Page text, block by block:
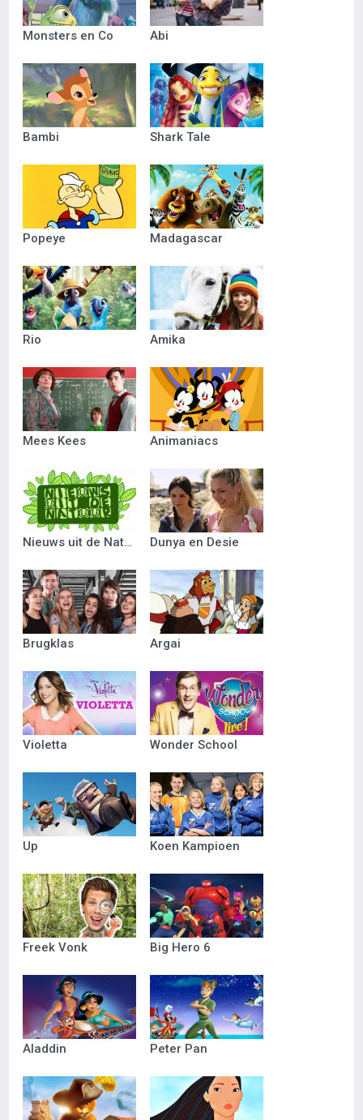
Monsters en Co Abi
Bambi Shark Tale
Popeye Madagascar
Rio Amika
Mees Kees Animaniacs
Nieuws uit de Natuur Dunya en Desie
Brugklas Argai
Violetta Wonder School
Up Koen Kampioen
Freek Vonk Big Hero 6
Aladdin Peter Pan